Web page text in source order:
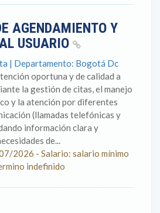
AGENDAMIENTO Y
USUARIO
| Departamento: Bogotá Dc
oportuna y de calidad a
la gestión de citas, el manejo
y la atención por diferentes
(llamadas telefónicas y
información clara y
de...
2026 - Salario: salario mínimo
indefinido